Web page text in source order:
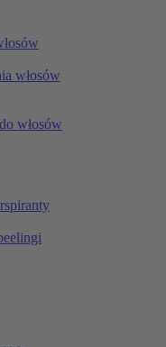
włosów
włosów